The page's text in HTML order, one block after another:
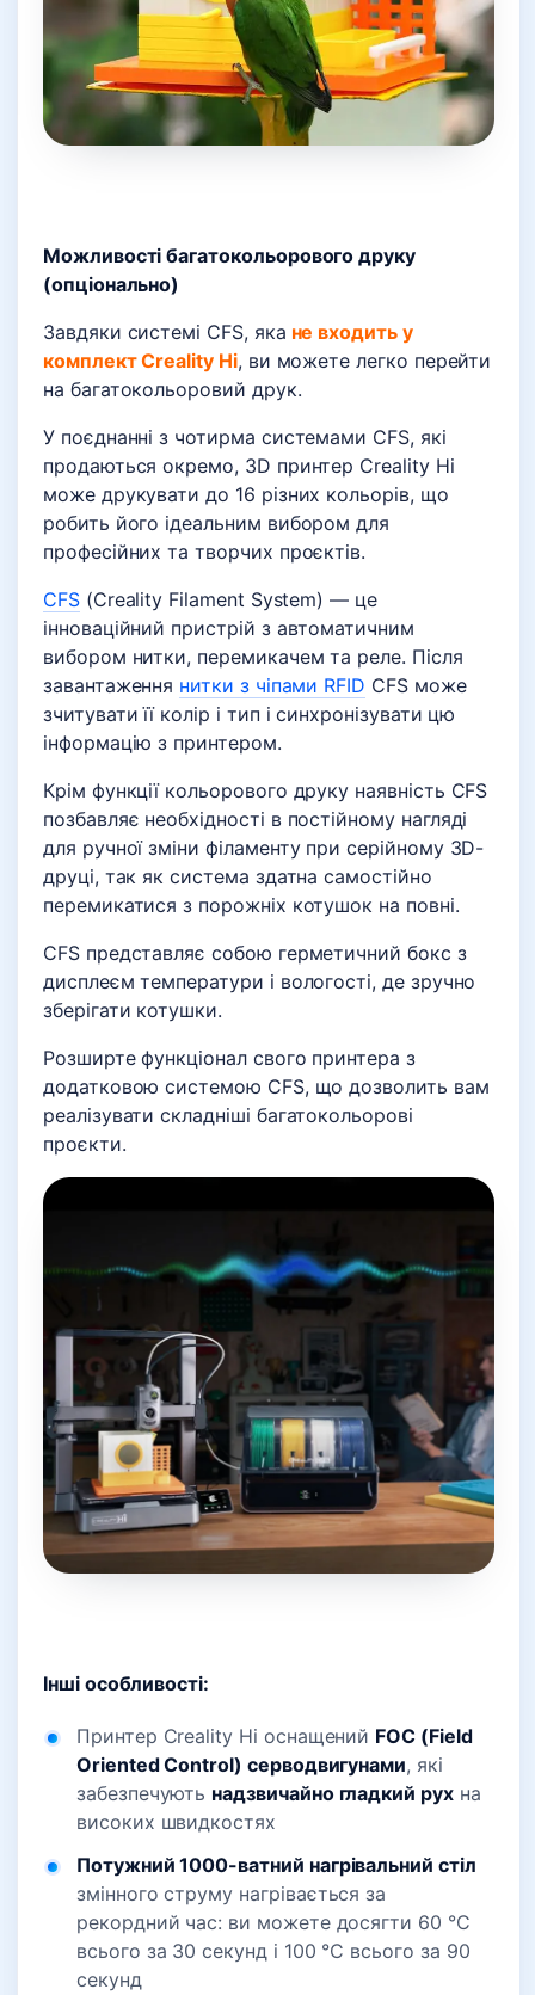
Можливості багатокольорового друку
(опціонально)
Завдяки системі CFS, яка не входить у
комплект Creality Hi, ви можете легко перейти
на багатокольоровий друк.
У поєднанні з чотирма системами CFS, які
продаються окремо, 3D принтер Creality Hi
може друкувати до 16 різних кольорів, що
робить його ідеальним вибором для
професійних та творчих проєктів.
CFS(Creality Filament System) — це
інноваційний пристрій з автоматичним
вибором нитки, перемикачем та реле. Після
завантаження нитки з чіпами RFID CFS може
зчитувати її колір і тип і синхронізувати цю
інформацію з принтером.
Крім функції кольорового друку наявність CFS
позбавляє необхідності в постійному нагляді
для ручної зміни філаменту при серійному 3D-
друці, так як система здатна самостійно
перемикатися з порожніх котушок на повні.
CFS представляє собою герметичний бокс з
дисплеєм температури і вологості, де зручно
зберігати котушки.
Розширте функціонал свого принтера з
додатковою системою CFS, що дозволить вам
реалізувати складніші багатокольорові
проєкти.
Інші особливості:
Принтер Creality Hi оснащений FOC (Field
Oriented Control) серводвигунами, які
забезпечують надзвичайно гладкий рухна
високих швидкостях
Потужний 1000-ватний нагрівальний стіл
змінного струму нагрівається за
рекордний час: ви можете досягти 60 °C
всього за 30 секунд і 100 °C всього за 90
секунд